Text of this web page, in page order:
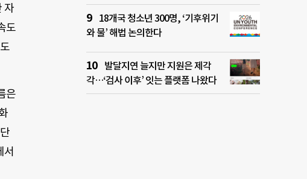
자
도
은
서
18개국 청소년 300명, ‘기후위기
와 물’ 해법 논의한다
발달지연 늘지만 지원은 제각
각…‘검사 이후’ 잇는 플랫폼 나왔다